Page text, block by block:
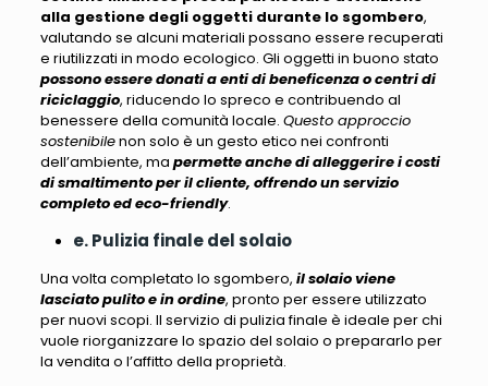
alla gestione degli oggetti durante lo sgombero,
valutando se alcuni materiali possano essere recuperati
e riutilizzati in modo ecologico. Gli oggetti in buono stato
possono essere donati a enti di beneficenza o centri di
riciclaggio, riducendo lo spreco e contribuendo al
benessere della comunità locale. Questo approccio
sostenibilenon solo è un gesto etico nei confronti
dell’ambiente, ma permette anche di alleggerire i costi
di smaltimento per il cliente, offrendo un servizio
completo ed eco-friendly.
e. Pulizia finale del solaio
Una volta completato lo sgombero, il solaio viene
lasciato pulito e in ordine, pronto per essere utilizzato
per nuovi scopi. Il servizio di pulizia finale è ideale per chi
vuole riorganizzare lo spazio del solaio o prepararlo per
la vendita o l’affitto della proprietà.